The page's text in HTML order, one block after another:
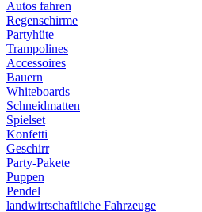
Autos fahren
Regenschirme
Partyhüte
Trampolines
Accessoires
Bauern
Whiteboards
Schneidmatten
Spielset
Konfetti
Geschirr
Party-Pakete
Puppen
Pendel
landwirtschaftliche Fahrzeuge